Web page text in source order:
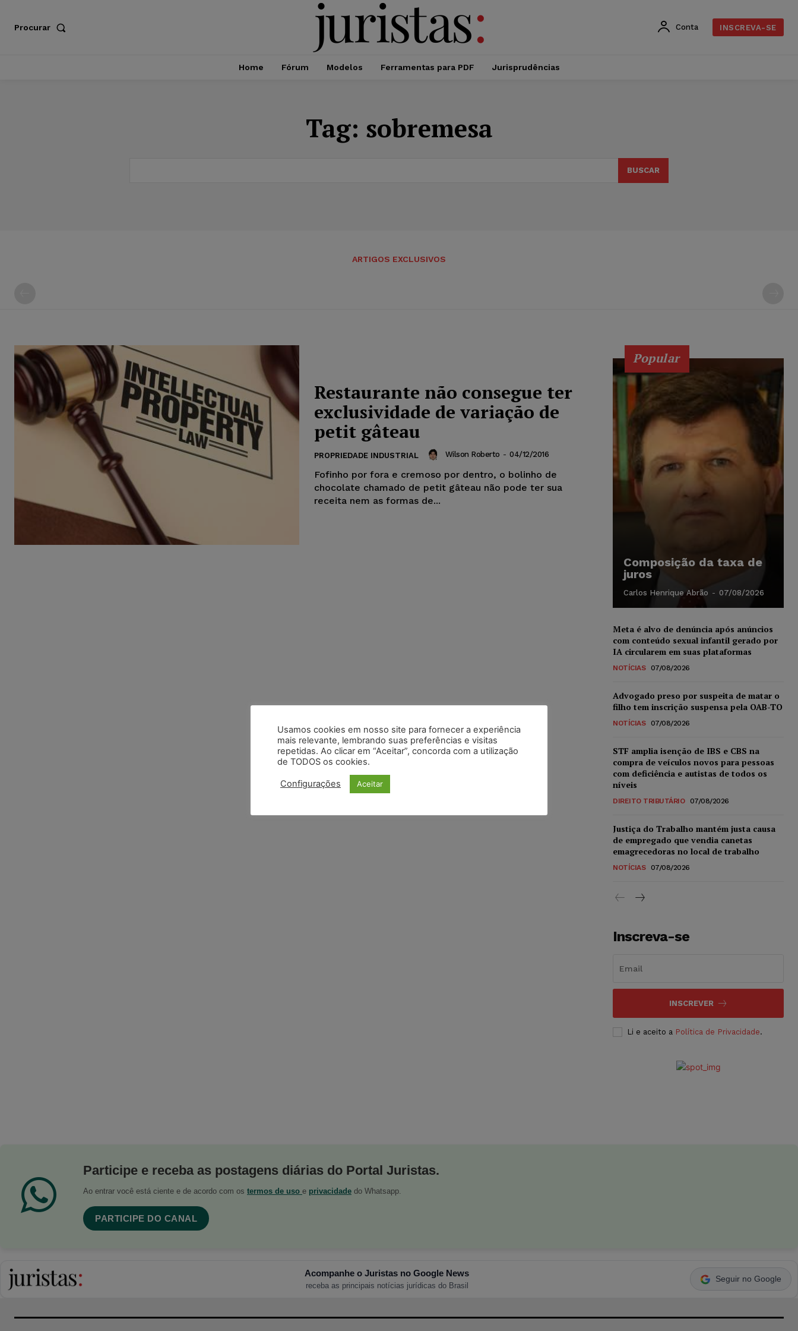
Procurar Conta INSCREVA-SE
Home Fórum Modelos Ferramentas para PDF Jurisprudências
Tag: sobremesa
BUSCAR
ARTIGOS EXCLUSIVOS
Restaurante não consegue ter
exclusividade de variação de
petit gâteau
PROPRIEDADE INDUSTRIAL Wilson Roberto - 04/12/2016
Fofinho por fora e cremoso por dentro, o bolinho de
chocolate chamado de petit gâteau não pode ter sua
receita nem as formas de...
Popular
Composição da taxa de
juros
Carlos Henrique Abrão - 07/08/2026
Meta é alvo de denúncia após anúncios
com conteúdo sexual infantil gerado por
IA circularem em suas plataformas
NOTÍCIAS 07/08/2026
Advogado preso por suspeita de matar o
filho tem inscrição suspensa pela OAB-TO
NOTÍCIAS 07/08/2026
STF amplia isenção de IBS e CBS na
compra de veículos novos para pessoas
com deficiência e autistas de todos os
níveis
DIREITO TRIBUTÁRIO 07/08/2026
Justiça do Trabalho mantém justa causa
de empregado que vendia canetas
emagrecedoras no local de trabalho
NOTÍCIAS 07/08/2026
Inscreva-se
INSCREVER
Li e aceito a Política de Privacidade.
Participe e receba as postagens diárias do Portal Juristas.
Ao entrar você está ciente e de acordo com os termos de uso e privacidade do Whatsapp.
PARTICIPE DO CANAL
Acompanhe o Juristas no Google News
receba as principais notícias jurídicas do Brasil
Seguir no Google
Usamos cookies em nosso site para fornecer a experiência
mais relevante, lembrando suas preferências e visitas
repetidas. Ao clicar em “Aceitar”, concorda com a utilização
de TODOS os cookies.
Configurações Aceitar